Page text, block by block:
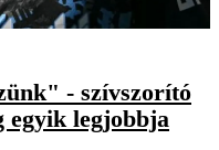
- szívszorító
egyik legjobbja